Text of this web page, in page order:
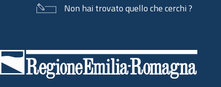
Non hai trovato quello che cerchi ?
di
pagina